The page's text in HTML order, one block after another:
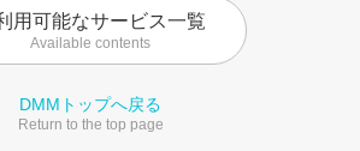
用可能なサービス一覧
Available contents
DMMトップへ戻る
Return to the top page